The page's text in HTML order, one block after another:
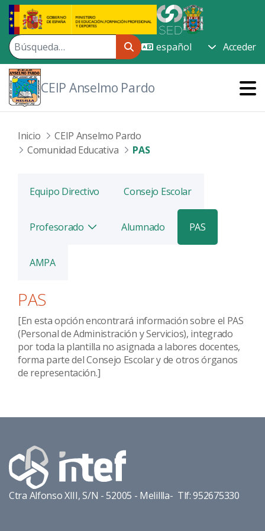
Saltar al contenido principal
Acceder
CEIP Anselmo Pardo
Inicio
CEIP Anselmo Pardo
Comunidad Educativa
PAS
Equipo Directivo Consejo Escolar
Profesorado AlternarAlumnado PAS
AMPA
PAS
[En esta opción encontrará información sobre el PAS
(Personal de Administración y Servicios), integrado
por toda la plantilla no asignada a labores docentes,
forma parte del Consejo Escolar y de otros órganos
de representación.]
Ctra Alfonso XIII, S/N - 52005 - Melillla- Tlf: 952675330